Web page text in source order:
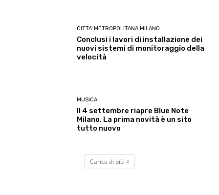
CITTA' METROPOLITANA MILANO
Conclusi i lavori di installazione dei
nuovi sistemi di monitoraggio della
velocità
MUSICA
Il 4 settembre riapre Blue Note
Milano. La prima novità è un sito
tutto nuovo
Carica di più